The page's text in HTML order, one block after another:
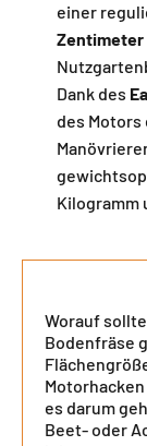
einer
Zentimeter
Dank des
des Motors
Kilogramm
Worauf
Bodenfräse
es darum
Beet- oder